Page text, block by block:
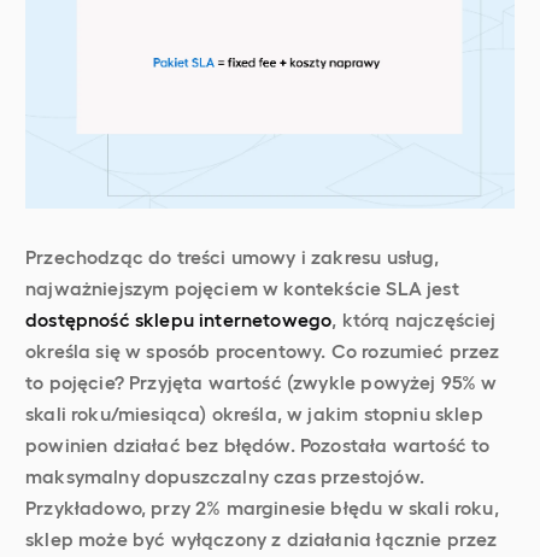
Przechodząc do treści umowy i zakresu usług,
najważniejszym pojęciem w kontekście SLA jest
dostępność sklepu internetowego, którą najczęściej
określa się w sposób procentowy. Co rozumieć przez
to pojęcie? Przyjęta wartość (zwykle powyżej 95% w
skali roku/miesiąca) określa, w jakim stopniu sklep
powinien działać bez błędów. Pozostała wartość to
maksymalny dopuszczalny czas przestojów.
Przykładowo, przy 2% marginesie błędu w skali roku,
sklep może być wyłączony z działania łącznie przez